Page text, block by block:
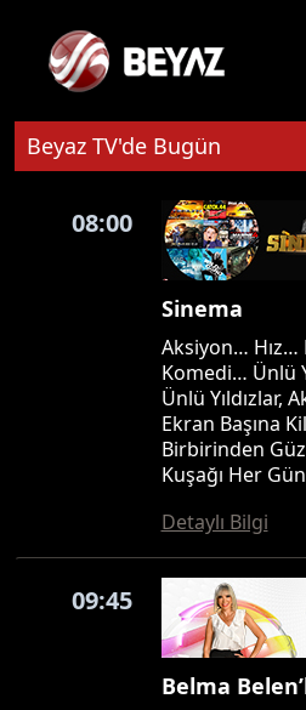
Beyaz TV'de Bugün
08:00
Sinema
Aksiyon…
Komedi… Ünlü
Ünlü Yıldızlar,
Ekran Başına
Birbirinden
Kuşağı Her
Detaylı Bilgi
09:45
Belma